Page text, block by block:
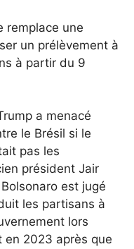
remplace une
un prélèvement à
à partir du 9
a menacé
le Brésil si le
pas les
président Jair
est jugé
les partisans à
lors
en 2023 après que